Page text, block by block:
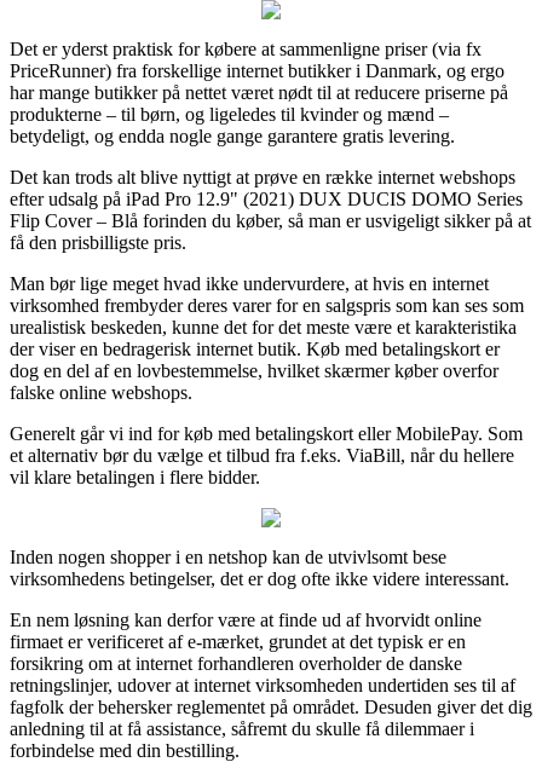
Det er yderst praktisk for købere at sammenligne priser (via fx
PriceRunner) fra forskellige internet butikker i Danmark, og ergo
har mange butikker på nettet været nødt til at reducere priserne på
produkterne – til børn, og ligeledes til kvinder og mænd –
betydeligt, og endda nogle gange garantere gratis levering.
Det kan trods alt blive nyttigt at prøve en række internet webshops
efter udsalg på iPad Pro 12.9" (2021) DUX DUCIS DOMO Series
Flip Cover – Blå forinden du køber, så man er usvigeligt sikker på at
få den prisbilligste pris.
Man bør lige meget hvad ikke undervurdere, at hvis en internet
virksomhed frembyder deres varer for en salgspris som kan ses som
urealistisk beskeden, kunne det for det meste være et karakteristika
der viser en bedragerisk internet butik. Køb med betalingskort er
dog en del af en lovbestemmelse, hvilket skærmer køber overfor
falske online webshops.
Generelt går vi ind for køb med betalingskort eller MobilePay. Som
et alternativ bør du vælge et tilbud fra f.eks. ViaBill, når du hellere
vil klare betalingen i flere bidder.
Inden nogen shopper i en netshop kan de utvivlsomt bese
virksomhedens betingelser, det er dog ofte ikke videre interessant.
En nem løsning kan derfor være at finde ud af hvorvidt online
firmaet er verificeret af e-mærket, grundet at det typisk er en
forsikring om at internet forhandleren overholder de danske
retningslinjer, udover at internet virksomheden undertiden ses til af
fagfolk der behersker reglementet på området. Desuden giver det dig
anledning til at få assistance, såfremt du skulle få dilemmaer i
forbindelse med din bestilling.